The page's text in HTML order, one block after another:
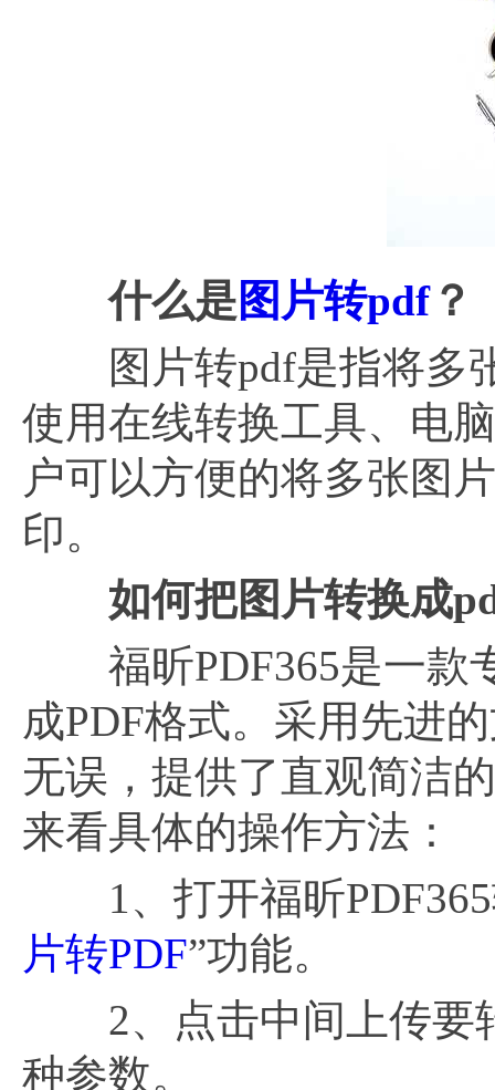
什么是图片转pdf？
图片转pdf是指将多张
使用在线转换工具、电
户可以方便的将多张图
印。
如何把图片转换成
福昕PDF365是一款
成PDF格式。采用先进
无误，提供了直观简洁
来看具体的操作方法：
1、打开福昕PDF365
片转PDF”功能。
2、点击中间上传要
种参数。